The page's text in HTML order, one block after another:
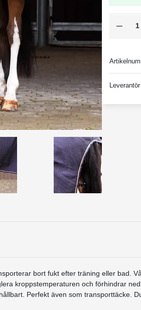
Leverantör
bort fukt efter träning eller bad.
kroppstemperaturen och förhindrar
Perfekt även som transporttäcke.